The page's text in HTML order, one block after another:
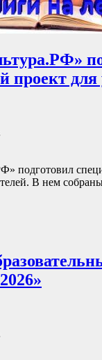
проект для
подготовил
В нем